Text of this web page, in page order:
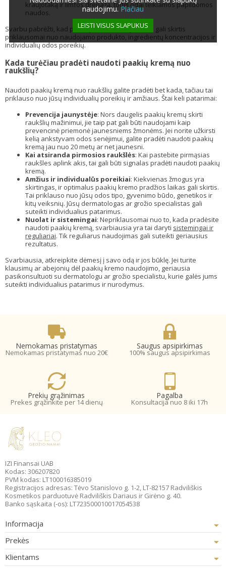
kraujotaką ir limfos drenažą, todėl odai teikiamos papildomos
naudos.
Svarbu pabrėžti, kad paakių kremo efektyvumas gali skirtis
priklausomai nuo naudojamo produkto, ingredientų koncentracijos ir
individualių odos poreikių.
Kada turėčiau pradėti naudoti paakių kremą nuo
raukšlių?
Naudoti paakių kremą nuo raukšlių galite pradėti bet kada, tačiau tai
priklauso nuo jūsų individualių poreikių ir amžiaus. Štai keli patarimai:
Prevencija jaunystėje: Nors daugelis paakių kremų skirti
raukšlių mažinimui, jie taip pat gali būti naudojami kaip
prevencinė priemonė jaunesniems žmonėms. Jei norite užkirsti
kelią ankstyvam odos senėjimui, galite pradėti naudoti paakių
kremą jau nuo 20 metų ar net jaunesni.
Kai atsiranda pirmosios raukšlės: Kai pastebite pirmąsias
raukšles aplink akis, tai gali būti signalas pradėti naudoti paakių
kremą.
Amžius ir individualūs poreikiai: Kiekvienas žmogus yra
skirtingas, ir optimalus paakių kremo pradžios laikas gali skirtis.
Tai priklauso nuo jūsų odos tipo, gyvenimo būdo, genetikos ir
kitų veiksnių. Jūsų dermatologas ar grožio specialistas gali
suteikti individualius patarimus.
Nuolat ir sistemingai: Nepriklausomai nuo to, kada pradėsite
naudoti paakių kremą, svarbiausia yra tai daryti sistemingai ir
reguliariai. Tik reguliarus naudojimas gali suteikti geriausius
rezultatus.
Svarbiausia, atkreipkite dėmesį į savo odą ir jos būklę. Jei turite
klausimų ar abejonių dėl paakių kremo naudojimo, geriausia
pasikonsultuoti su dermatologu ar grožio specialistu, kurie galės jums
suteikti individualius patarimus ir nurodymus.
Nemokamas pristatymas
Nemokamas pristatymas nuo 20€
Saugus apsipirkimas
100% saugus apsipirkimas
Prekių grąžinimas
Prekes grąžinkite per 14 dienų
Pagalba
Konsultacija nuo 8 iki 17h
IZI Finansai UAB
Kodas: 306207820
PVM kodas: LT100016385019
Registracijos adresas: Tėvo Stanislovo g. 1-2, LT-82157 Radviliškis
Kosmetikos parduotuvė Radviliškis Dariaus ir Girėno g. 40.
Banko sąskaita (-os): LT723500010017054538
Informacija
Prekės
Klientams
naudojimu. Plačiau
LEISTI VISUS SLAPUKUS